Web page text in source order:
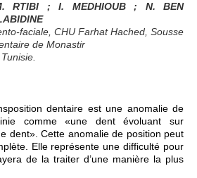
RTIBI ; I. MEDHIOUB ; N. BEN
faciale, CHU Farhat Hached, Sousse
de Monastir
dentaire est une anomalie de
comme «une dent évoluant sur
dent». Cette anomalie de position peut
Elle représente une difficulté pour
de la traiter d’une manière la plus